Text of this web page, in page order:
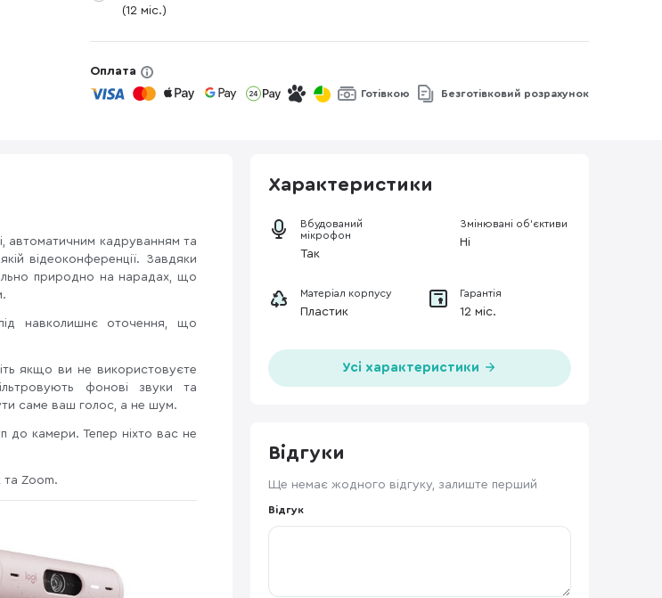
(12 міс.)
Оплата
Готівкою Безготівковий розрахунок
автоматичним кадруванням та
відеоконференції. Завдяки
природно на нарадах, що
навколишнє оточення, що
якщо ви не використовуєте
фонові звуки та
саме ваш голос, а не шум.
до камери. Тепер ніхто вас не
Zoom.
Характеристики
Вбудований
мікрофон
Так
Змінювані об’єктиви
Ні
Матеріал корпусу
Пластик
Гарантія
12 міс.
Усі характеристики
Відгуки
Ще немає жодного відгуку, залиште перший
Відгук